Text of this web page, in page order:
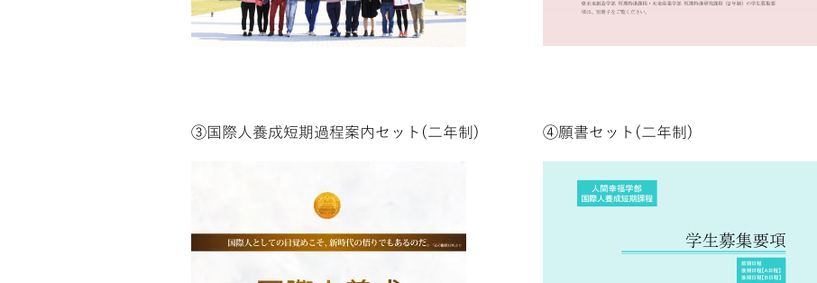
③国際人養成短期過程案内セット(二年制) ④願書セット(二年制)